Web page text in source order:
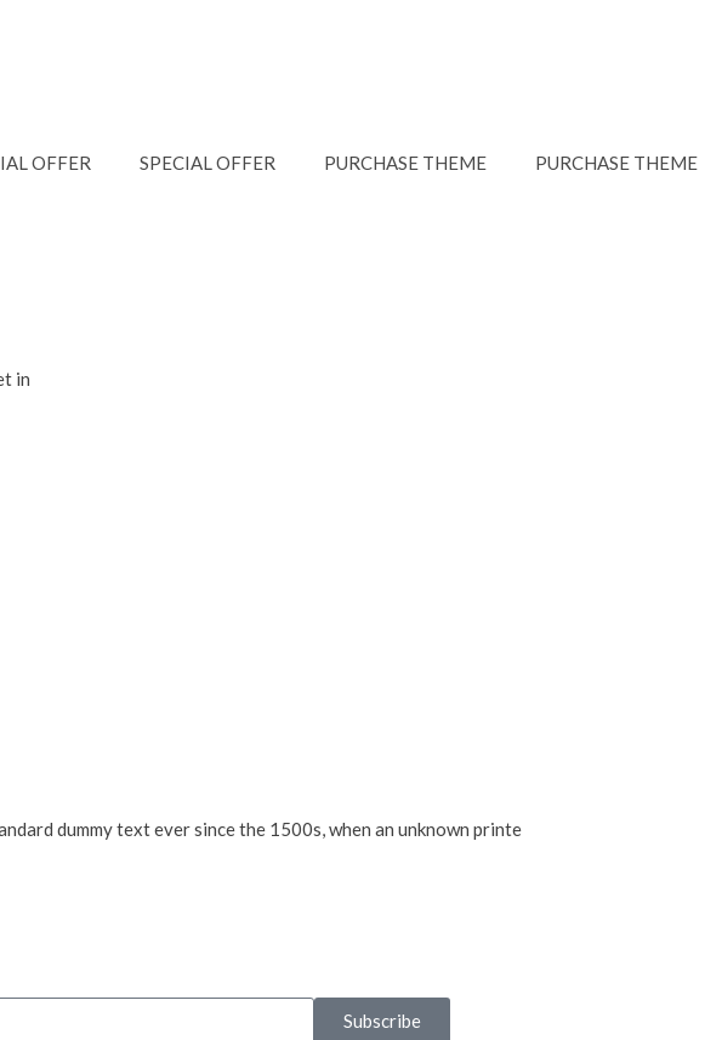
OFFER SPECIAL OFFER PURCHASE THEME PURCHASE THEME
in
dummy text ever since the 1500s, when an unknown printe
Subscribe